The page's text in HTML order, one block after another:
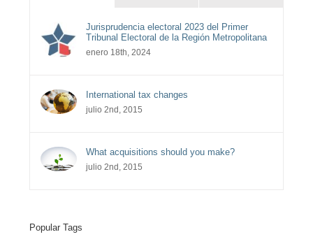
Jurisprudencia electoral 2023 del Primer
Tribunal Electoral de la Región Metropolitana
enero 18th, 2024
International tax changes
julio 2nd, 2015
What acquisitions should you make?
julio 2nd, 2015
Popular Tags